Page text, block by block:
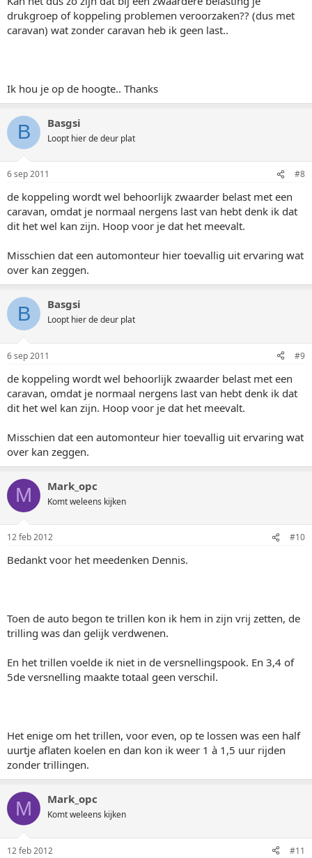
drukgroep of koppeling problemen veroorzaken?? (dus met
caravan) wat zonder caravan heb ik geen last..
Ik hou je op de hoogte.. Thanks
B Basgsi
Loopt hier de deur plat
6 sep 2011 #8
de koppeling wordt wel behoorlijk zwaarder belast met een
caravan, omdat je normaal nergens last van hebt denk ik dat
dit het wel kan zijn. Hoop voor je dat het meevalt.
Misschien dat een automonteur hier toevallig uit ervaring wat
over kan zeggen.
B Basgsi
Loopt hier de deur plat
6 sep 2011 #9
de koppeling wordt wel behoorlijk zwaarder belast met een
caravan, omdat je normaal nergens last van hebt denk ik dat
dit het wel kan zijn. Hoop voor je dat het meevalt.
Misschien dat een automonteur hier toevallig uit ervaring wat
over kan zeggen.
M Mark_opc
Komt weleens kijken
12 feb 2012 #10
Bedankt voor het meedenken Dennis.
Toen de auto begon te trillen kon ik hem in zijn vrij zetten, de
trilling was dan gelijk verdwenen.
En het trillen voelde ik niet in de versnellingspook. En 3,4 of
5de versnelling maakte totaal geen verschil.
Het enige om het trillen, voor even, op te lossen was een half
uurtje aflaten koelen en dan kon ik weer 1 à 1,5 uur rijden
zonder trillingen.
M Mark_opc
Komt weleens kijken
12 feb 2012 #11